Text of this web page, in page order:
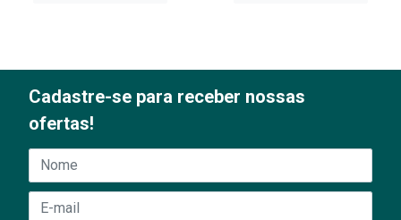
Cadastre-se para receber nossas
ofertas!